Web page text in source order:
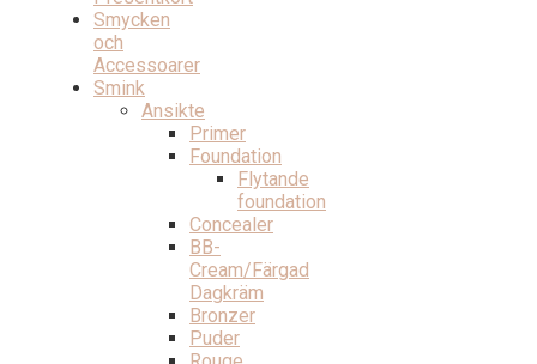
Smycken
och
Accessoarer
Smink
Ansikte
Primer
Foundation
Flytande
foundation
Concealer
BB-
Cream/Färgad
Dagkräm
Bronzer
Puder